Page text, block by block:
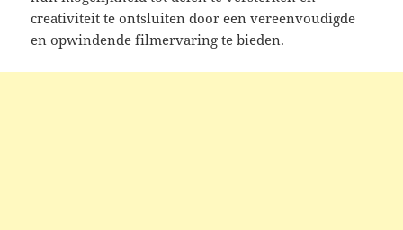
creativiteit te ontsluiten door een vereenvoudigde
en opwindende filmervaring te bieden.